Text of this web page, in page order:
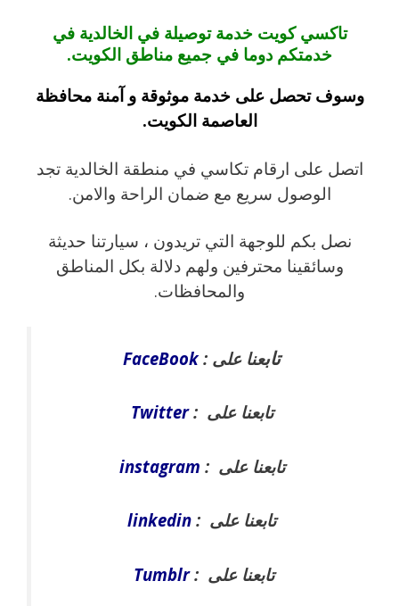
تاكسي كويت خدمة توصيلة في الخالدية في
خدمتكم دوما في جميع مناطق الكويت.
وسوف تحصل على خدمة موثوقة و آمنة محافظة
العاصمة الكويت.
اتصل على ارقام تكاسي في منطقة الخالدية تجد
الوصول سريع مع ضمان الراحة والامن.
نصل بكم للوجهة التي تريدون ، سيارتنا حديثة
وسائقينا محترفين ولهم دلالة بكل المناطق
والمحافظات.
تابعنا على : FaceBook
تابعنا على :Twitter
تابعنا على : instagram
تابعنا على : linkedin
تابعنا على : Tumblr